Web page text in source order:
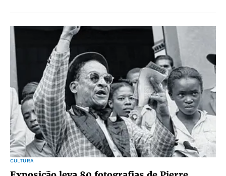
CULTURA